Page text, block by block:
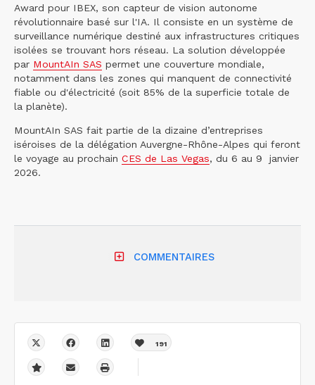
Award pour IBEX, son capteur de vision autonome
révolutionnaire basé sur l'IA. Il consiste en un système de
surveillance numérique destiné aux infrastructures critiques
isolées se trouvant hors réseau. La solution développée
par MountAIn SAS permet une couverture mondiale,
notamment dans les zones qui manquent de connectivité
fiable ou d'électricité (soit 85% de la superficie totale de
la planète).
MountAIn SAS fait partie de la dizaine d’entreprises
iséroises de la délégation Auvergne-Rhône-Alpes qui feront
le voyage au prochain CES de Las Vegas, du 6 au 9 janvier
2026.
COMMENTAIRES
191